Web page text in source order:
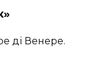
ді Венере.